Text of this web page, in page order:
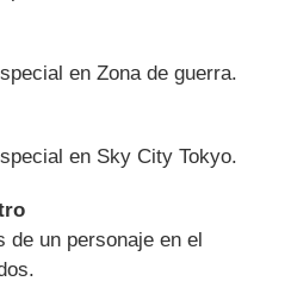
en Zona de guerra.
en Sky City Tokyo.
de un personaje en el